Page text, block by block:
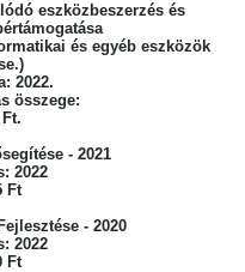
eszközbeszerzés és
és egyéb eszközök
2022.
összege:
- 2021
2022
Ft
- 2020
2022
Ft